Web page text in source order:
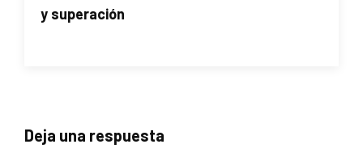
y superación
Deja una respuesta